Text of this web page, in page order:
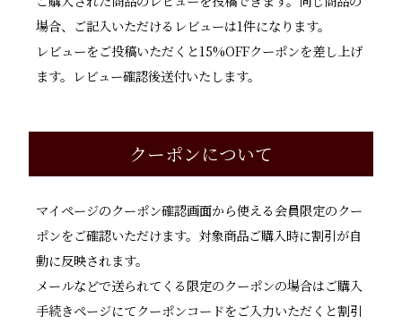
場合、ご記入いただけるレビューは1件になります。
レビューをご投稿いただくと15%OFFクーポンを差し上げ
ます。レビュー確認後送付いたします。
クーポンについて
マイページのクーポン確認画面から使える会員限定のクー
ポンをご確認いただけます。対象商品ご購入時に割引が自
動に反映されます。
メールなどで送られてくる限定のクーポンの場合はご購入
手続きページにてクーポンコードをご入力いただくと割引